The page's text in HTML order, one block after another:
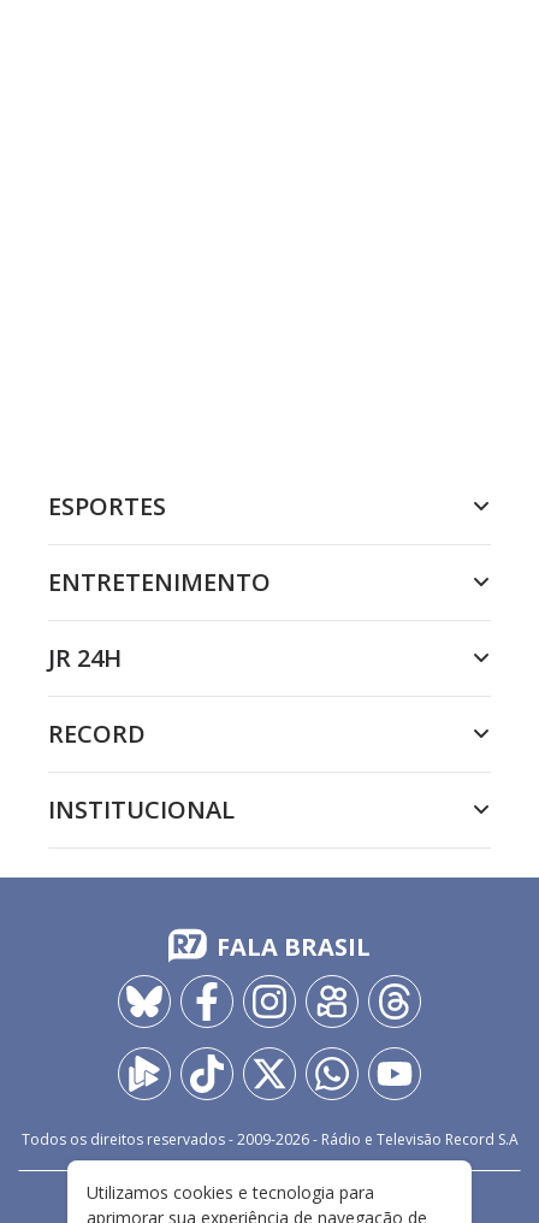
ESPORTES
ENTRETENIMENTO
JR 24H
RECORD
INSTITUCIONAL
FALA BRASIL
Todos os direitos reservados - 2009-2026- Rádio e Televisão Record S.A
FALE CONOSCO PRIVACIDADE
Utilizamos cookies e tecnologia para
aprimorar sua experiência de navegação de